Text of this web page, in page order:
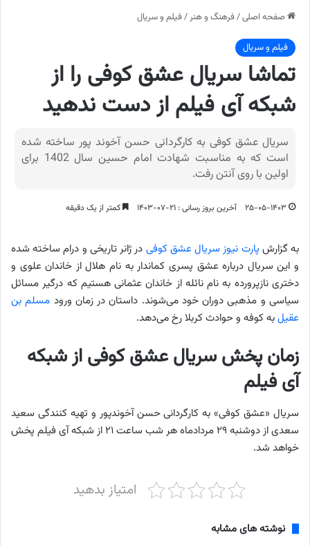
صفحه اصلی/فرهنگ و هنر/فیلم و سریال
فیلم و سریال
تماشا سریال عشق کوفی را از
شبکه آی فیلم از دست ندهید
سریال عشق کوفی به کارگردانی حسن آخوند پور ساخته شده
است که به مناسبت شهادت امام حسین سال 1402 برای
اولین با روی آنتن رفت.
۲۵-۰۵-۱۴۰۳ آخرین بروز رسانی : ۲۱-۰۷-۱۴۰۳ کمتر از یک دقیقه
به گزارش پارت نیوز سریال عشق کوفی در ژانر تاریخی و درام ساخته شده
و این سریال درباره عشق پسری کماندار به نام هلال از خاندان علوی و
دختری نازپرورده به نام نائله از خاندان عثمانی هستیم که درگیر مسائل
سیاسی و مذهبی دوران خود می‌شوند. داستان در زمان ورود مسلم بن
عقیلبه کوفه و حوادث کربلا رخ می‌دهد.
زمان پخش سریال عشق کوفی از شبکه
آی فیلم
سریال «عشق کوفی» به کارگردانی حسن آخوندپور و تهیه کنندگی سعید
سعدی از دوشنبه ۲۹ مردادماه هر شب ساعت ۲۱ از شبکه آی فیلم پخش
خواهد شد.
امتیاز بدهید
نوشته های مشابه